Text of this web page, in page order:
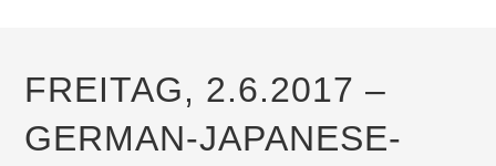
FREITAG, 2.6.2017 –
GERMAN-JAPANESE-